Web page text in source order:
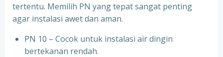
tertentu. Memilih PN yang tepat sangat penting
agar instalasi awet dan aman.
PN 10 – Cocok untuk instalasi air dingin
bertekanan rendah.